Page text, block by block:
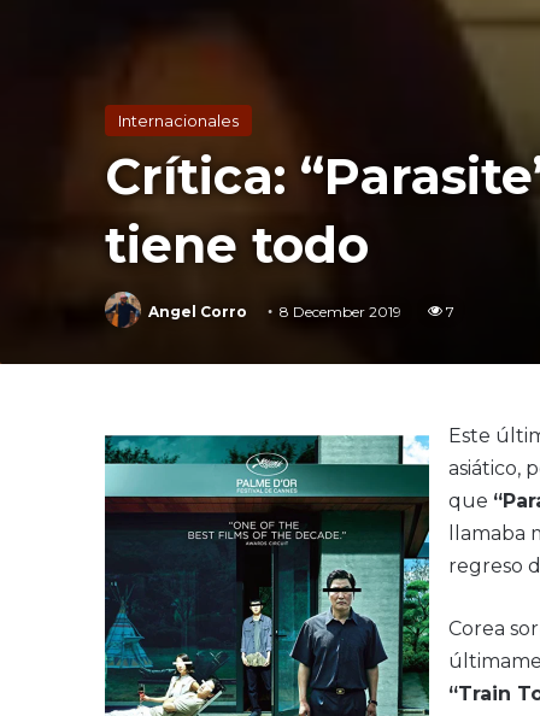
Internacionales
Crítica:
tiene todo
Angel Corro 8 December 2019 7
Este
asiático,
que
llamaba
regreso
Corea
“Train